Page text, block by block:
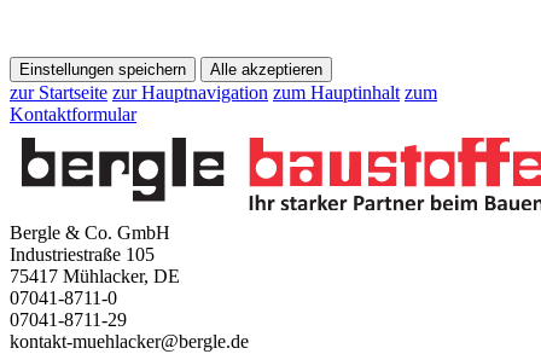
Einstellungen speichern Alle akzeptieren
zur Startseite zur Hauptnavigation zum Hauptinhalt zum
Kontaktformular
Bergle & Co. GmbH
Industriestraße 105
75417 Mühlacker, DE
07041-8711-0
07041-8711-29
kontakt-muehlacker@bergle.de